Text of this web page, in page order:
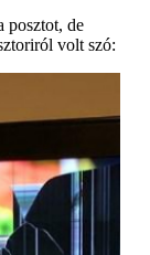
posztot, de
volt szó: